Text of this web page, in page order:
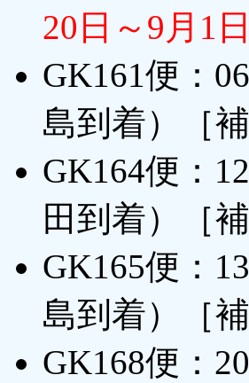
20日～9月1日
GK161便：
島到着）［
GK164便：
田到着）［
GK165便：
島到着）［
GK168便：